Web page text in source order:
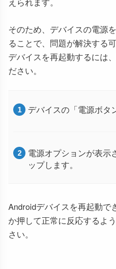
そのため、デバイスの電源
ることで、問題が解決する
デバイスを再起動するには
ださい。
デバイスの「電源ボタ
電源オプションが表示
ップします。
Androidデバイスを再起動で
か押して正常に反応するよ
さい。